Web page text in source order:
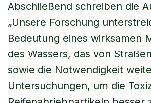
Abschließend schreiben die
„Unsere Forschung
Bedeutung eines wirksamen
des Wassers, das von
sowie die Notwendigkeit
Untersuchungen, um die